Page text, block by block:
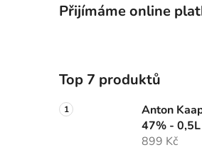
Přijímáme online
Top 7 produktů
Anton
47% - 0,5L
899 Kč